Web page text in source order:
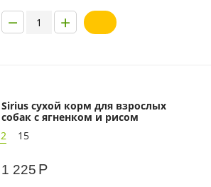
+
−
Sirius сухой корм для взрослых
собак с ягненком и рисом
2
15
1 225 Р